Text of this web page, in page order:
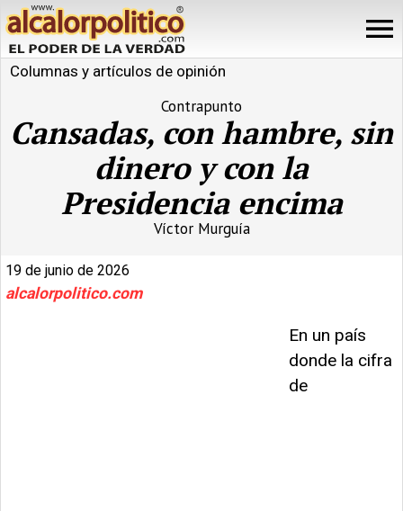
Columnas y artículos de opinión
Contrapunto
Cansadas, con hambre, sin
dinero y con la
Presidencia encima
Víctor Murguía
19 de junio de 2026
alcalorpolitico.com
En un país
donde la cifra
de